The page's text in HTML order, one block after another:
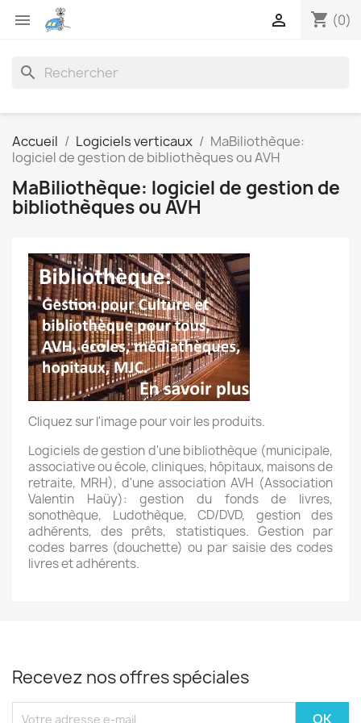
 shopping_cart (0)

search
Accueil Logiciels verticaux
MaBiliothèque:
logiciel de gestion de bibliothèques ou AVH
MaBiliothèque: logiciel de gestion de
bibliothèques ou AVH
Cliquez sur l'image pour voir les produits.
Logiciels de gestion d'une bibliothèque (municipale,
associative ou école, cliniques, hôpitaux, maisons de
retraite, MRH), d'une association AVH (Association
Valentin Haüy): gestion du fonds de livres,
sonothèque, Ludothèque, CD/DVD, gestion des
adhérents, des prêts, statistiques. Gestion par
codes barres (douchette) ou par saisie des codes
livres et adhérents.
Recevez nos offres spéciales